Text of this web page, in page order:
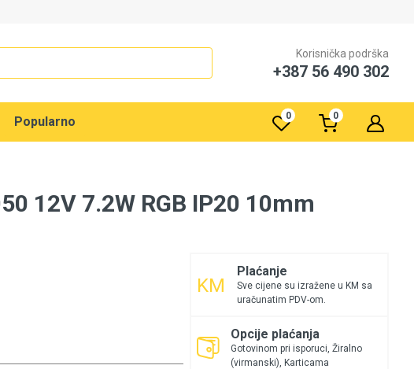
Korisnička podrška
+387 56 490 302
Popularno 0 0
12V 7.2W RGB IP20 10mm
Plaćanje
Sve cijene su izražene u KM sa
uračunatim PDV-om.
Opcije plaćanja
Gotovinom pri isporuci, Žiralno
(virmanski), Karticama